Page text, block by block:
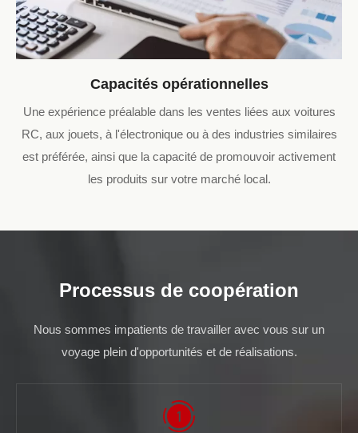
Capacités opérationnelles
Une expérience préalable dans les ventes liées aux voitures
RC, aux jouets, à l'électronique ou à des industries similaires
est préférée, ainsi que la capacité de promouvoir activement
les produits sur votre marché local.
Processus de coopération
Nous sommes impatients de travailler avec vous sur un
voyage plein d'opportunités et de réalisations.